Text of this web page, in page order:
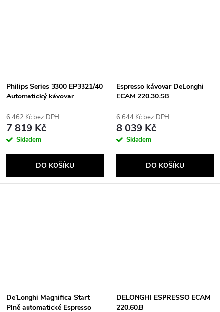
Philips Series 3300 EP3321/40
Automatický kávovar
6 462 Kč bez DPH
7 819 Kč
Skladem
DO KOŠÍKU
Espresso kávovar DeLonghi
ECAM 220.30.SB
6 644 Kč bez DPH
8 039 Kč
Skladem
DO KOŠÍKU
De’Longhi Magnifica Start
Plně automatické Espresso
DELONGHI ESPRESSO ECAM
220.60.B